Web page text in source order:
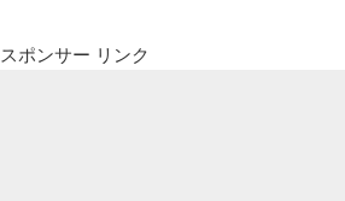
スポンサー リンク